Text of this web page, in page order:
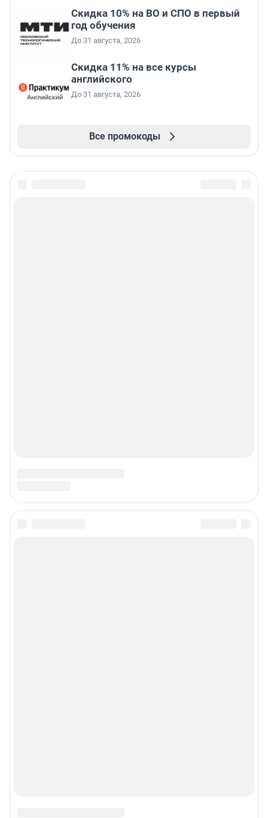
Скидка 10% на ВО и СПО в первый
год обучения
До 31 августа, 2026
Скидка 11% на все курсы
английского
До 31 августа, 2026
Все промокоды